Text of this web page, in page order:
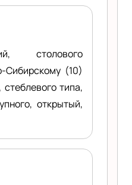
столового
Сибирскому (10)
типа,
открытый,